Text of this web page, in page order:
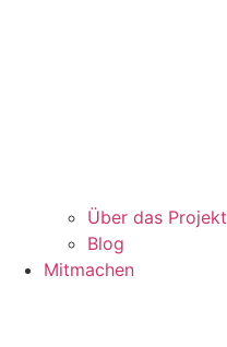
Über das Projekt
Blog
Mitmachen